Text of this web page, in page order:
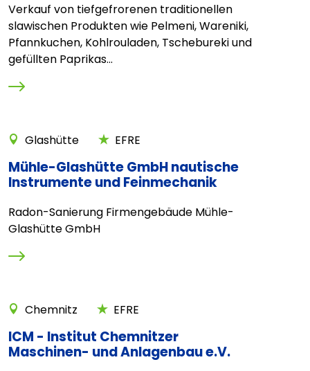
Verkauf von tiefgefrorenen traditionellen
slawischen Produkten wie Pelmeni, Wareniki,
Pfannkuchen, Kohlrouladen, Tschebureki und
gefüllten Paprikas...
Glashütte EFRE
Mühle-Glashütte GmbH nautische
Instrumente und Feinmechanik
Radon-Sanierung Firmengebäude Mühle-
Glashütte GmbH
Chemnitz EFRE
ICM - Institut Chemnitzer
Maschinen- und Anlagenbau e.V.